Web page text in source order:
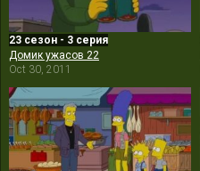
23 сезон - 3 серия
Домик ужасов 22
Oct 30, 2011